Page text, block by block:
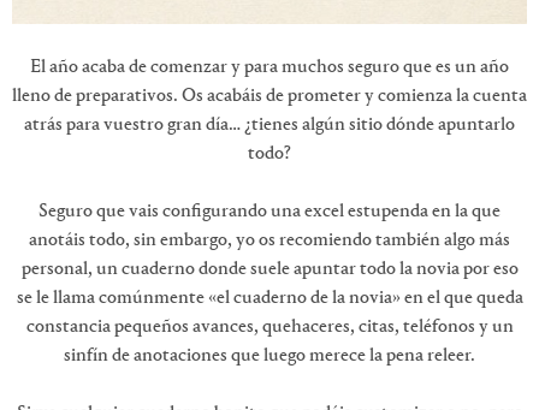
El año acaba de comenzar y para muchos seguro que es un año
lleno de preparativos. Os acabáis de prometer y comienza la cuenta
atrás para vuestro gran día… ¿tienes algún sitio dónde apuntarlo
todo?
Seguro que vais configurando una excel estupenda en la que
anotáis todo, sin embargo, yo os recomiendo también algo más
personal, un cuaderno donde suele apuntar todo la novia por eso
se le llama comúnmente «el cuaderno de la novia» en el que queda
constancia pequeños avances, quehaceres, citas, teléfonos y un
sinfín de anotaciones que luego merece la pena releer.